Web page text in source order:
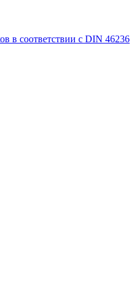
в соответствии с DIN 46236